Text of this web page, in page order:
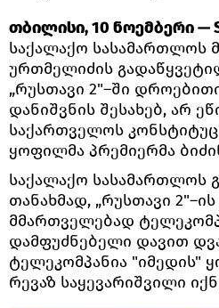
თბილისი, 10 ნოემბერი —
საქალაქო სასამართლოს
ურთმელიძის
„რუსთავი 2"–ში
დანიშვნის შესახებ, არ
საქართველოს
ყოფილმა პრემიერმა
საქალაქო სასამართლოს
თანახმად, „რუსთავი
მმართველებად
დამფუძნებელი დავით
ტელეკომპანია "იმედის"
რევაზ საყევარიშვილი